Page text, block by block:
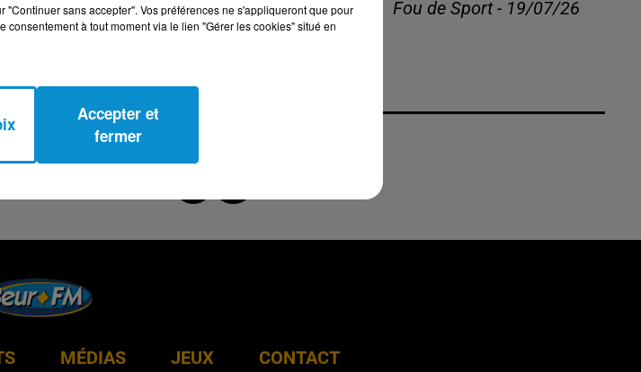
Fou de Sport - 19/07/26
MÉDIAS JEUX CONTACT
sans accepter". Vos préférences ne s'appliqueront que pour
consentement à tout moment via le lien "Gérer les cookies" situé en
Accepter et
fermer